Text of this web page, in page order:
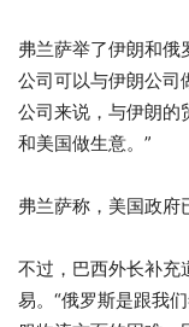
弗兰萨举了伊朗和俄
公司可以与伊朗公司
公司来说，与伊朗的
和美国做生意。”
弗兰萨称，美国政府
不过，巴西外长补充
易。“俄罗斯是跟我